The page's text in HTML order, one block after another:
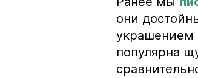
они
украшением
популярна